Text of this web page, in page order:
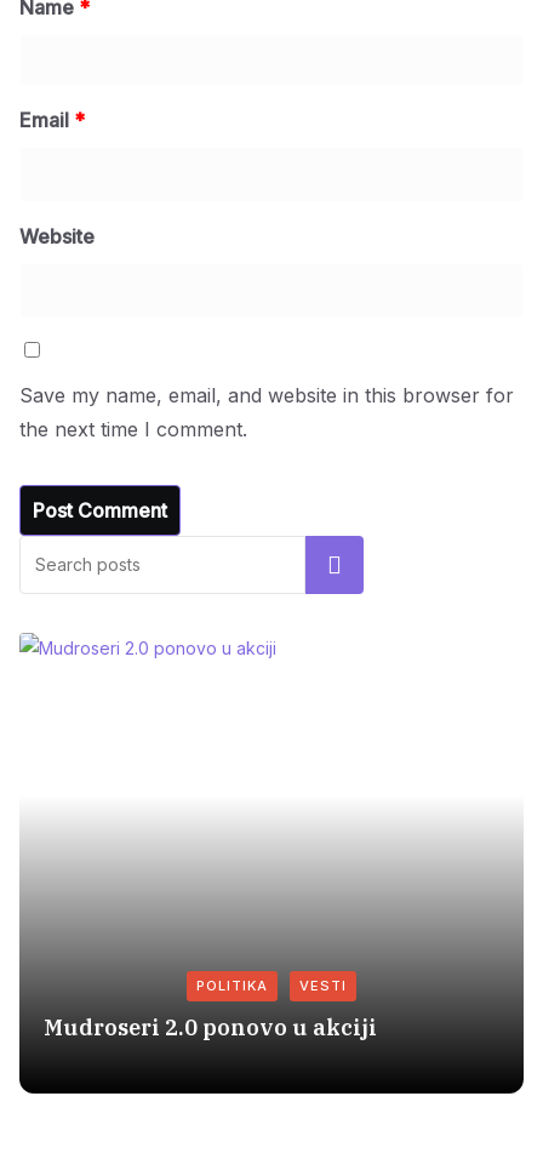
Name *
Email *
Website
Save my name, email, and website in this browser for
the next time I comment.
Search
POLITIKA VESTI
Mudroseri 2.0 ponovo u akciji